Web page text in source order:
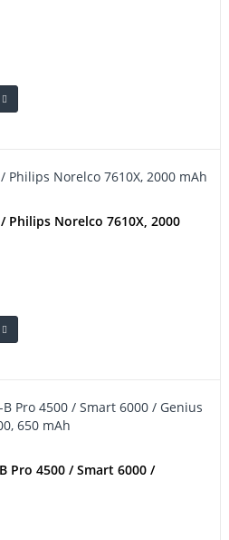
Philips Norelco 7610X, 2000
Pro 4500 / Smart 6000 /